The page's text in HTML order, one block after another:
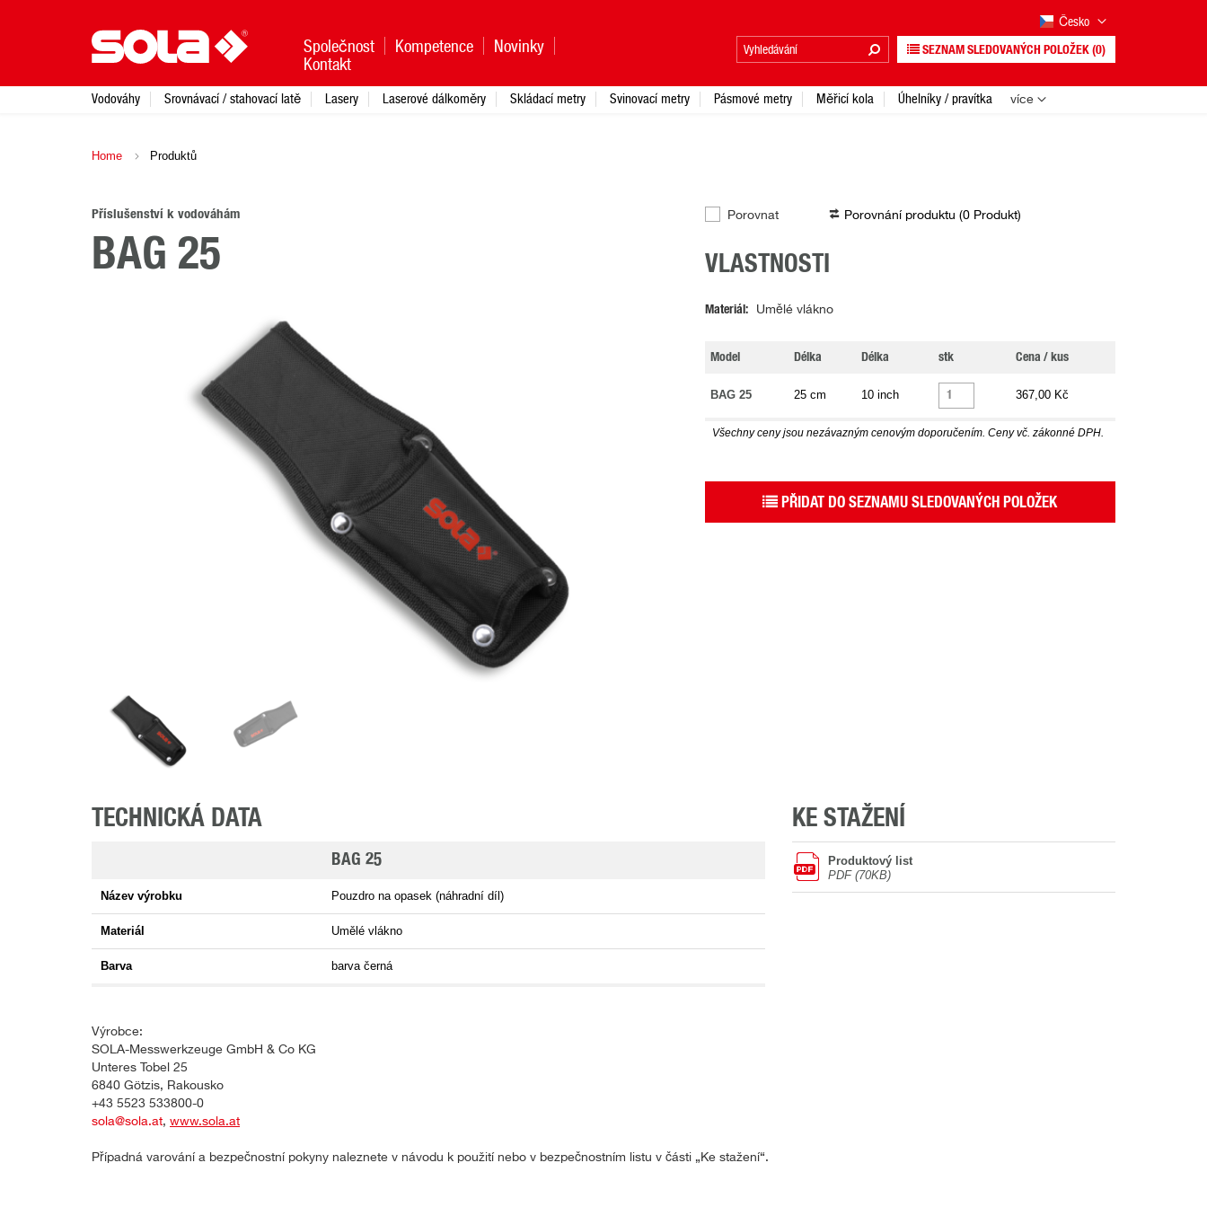
Home Produktů
Příslušenství k vodováhám
BAG 25
Porovnat Porovnání produktu (0 Produkt)
VLASTNOSTI
Materiál Umělé vlákno
Model Délka Délka stk Cena / kus
BAG 25 25 cm 10 inch 367,00 Kč
Všechny ceny jsou nezávazným cenovým doporučením. Ceny vč. zákonné DPH.
PŘIDAT DO SEZNAMU SLEDOVANÝCH POLOŽEK
TECHNICKÁ DATA
BAG 25
Název výrobku Pouzdro na opasek (náhradní díl)
Materiál Umělé vlákno
Barva barva černá
KE STAŽENÍ
Produktový list
PDF (70KB)
Výrobce:
SOLA-Messwerkzeuge GmbH & Co KG
Unteres Tobel 25
6840 Götzis, Rakousko
+43 5523 533800-0
sola@sola.at, www.sola.at
Případná varování a bezpečnostní pokyny naleznete v návodu k použití nebo v bezpečnostním listu v části „Ke stažení“.
Společnost Kompetence
Novinky
Kontakt
Česko
SEZNAM SLEDOVANÝCH POLOŽEK (0)
Vodováhy Srovnávací / stahovací latě Lasery Laserové dálkoměry Skládací metry Svinovací metry Pásmové metry Měřicí kola Úhelníky / pravítka více